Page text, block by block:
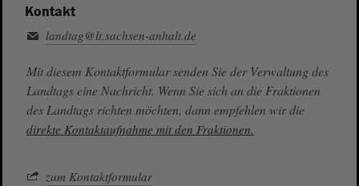
Kontakt
landtag@lt.sachsen-anhalt.de
Mit diesem Kontaktformular senden Sie der Verwaltung des
Landtags eine Nachricht. Wenn Sie sich an die Fraktionen
des Landtags richten möchten, dann empfehlen wir die
direkte Kontaktaufnahme mit den Fraktionen.
zum Kontaktformular